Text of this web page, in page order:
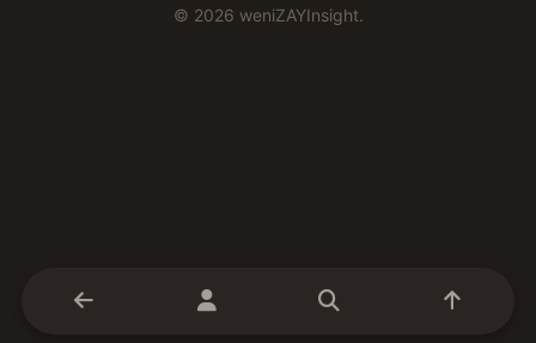
© 2026 weniZAYInsight.